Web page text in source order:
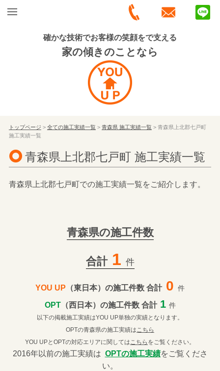
確かな技術でお客様の笑顔をで支える
家の傾きのことなら
トップページ > 全ての施工実績一覧> 青森県 施工実績一覧> 青森県上北郡七戸町
施工実績一覧
青森県上北郡七戸町 施工実績一覧
青森県上北郡七戸町での施工実績一覧をご紹介します。
青森県の施工件数
合計 1 件
YOU UP （東日本）の施工件数 合計 0 件
OPT（西日本）の施工件数 合計 1 件
以下の掲載施工実績はYOU UP単独の実績となります。
OPTの青森県の施工実績はこちら
YOU UPとOPTの対応エリアに関してはこちら をご覧ください。
2016年以前の施工実績は OPTの施工実績をご覧くださ
い。